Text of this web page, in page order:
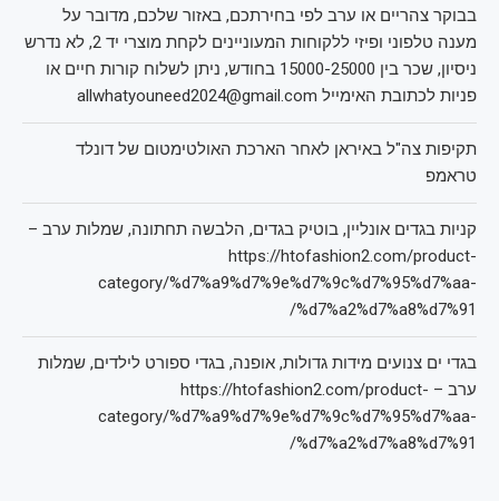
בבוקר צהריים או ערב לפי בחירתכם, באזור שלכם, מדובר על
מענה טלפוני ופיזי ללקוחות המעוניינים לקחת מוצרי יד 2, לא נדרש
ניסיון, שכר בין 15000-25000 בחודש, ניתן לשלוח קורות חיים או
פניות לכתובת האימייל allwhatyouneed2024@gmail.com
תקיפות צה"ל באיראן לאחר הארכת האולטימטום של דונלד
טראמפ
קניות בגדים אונליין, בוטיק בגדים, הלבשה תחתונה, שמלות ערב –
https://htofashion2.com/product-
category/%d7%a9%d7%9e%d7%9c%d7%95%d7%aa-
%d7%a2%d7%a8%d7%91/
בגדי ים צנועים מידות גדולות, אופנה, בגדי ספורט לילדים, שמלות
ערב – https://htofashion2.com/product-
category/%d7%a9%d7%9e%d7%9c%d7%95%d7%aa-
%d7%a2%d7%a8%d7%91/